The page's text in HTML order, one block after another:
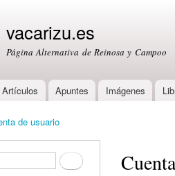
vacarizu.es
Página Alternativa de Reinosa y Campoo
Artículos Apuntes Imágenes
de usuario
de búsquedaBuscar